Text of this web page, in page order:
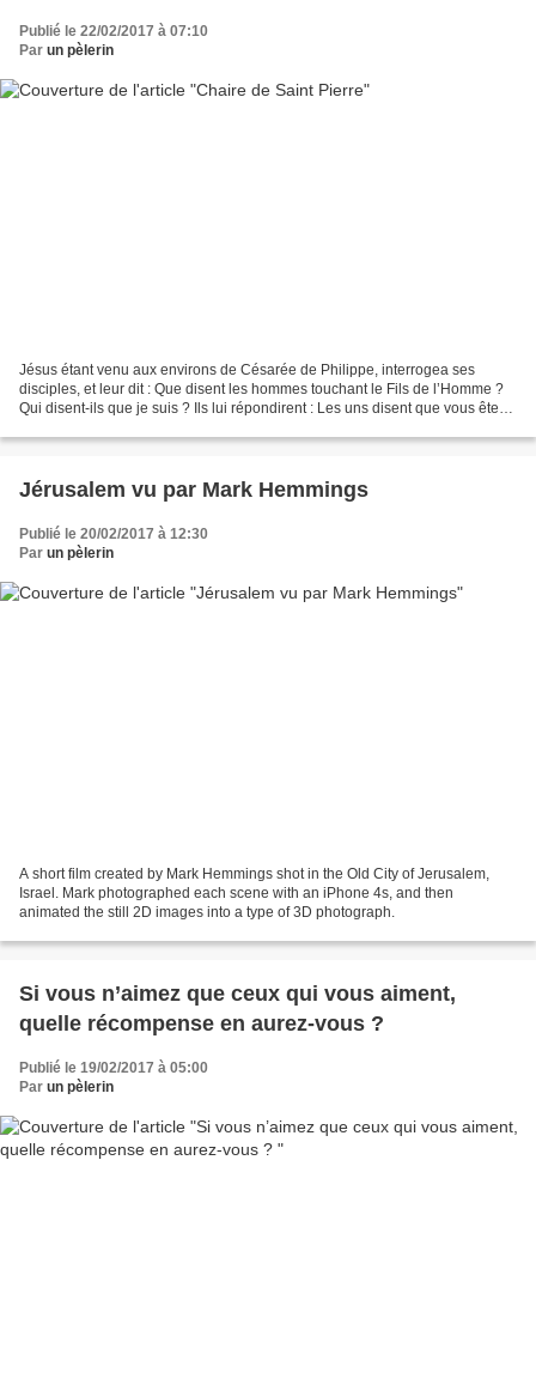
Publié le 22/02/2017 à 07:10
Par un pèlerin
Jésus étant venu aux environs de Césarée de Philippe, interrogea ses
disciples, et leur dit : Que disent les hommes touchant le Fils de l’Homme ?
Qui disent-ils que je suis ? Ils lui répondirent : Les uns disent que vous êtes
Jérusalem vu par Mark Hemmings
Publié le 20/02/2017 à 12:30
Par un pèlerin
A short film created by Mark Hemmings shot in the Old City of Jerusalem,
Israel. Mark photographed each scene with an iPhone 4s, and then
animated the still 2D images into a type of 3D photograph.
Si vous n’aimez que ceux qui vous aiment,
quelle récompense en aurez-vous ?
Publié le 19/02/2017 à 05:00
Par un pèlerin